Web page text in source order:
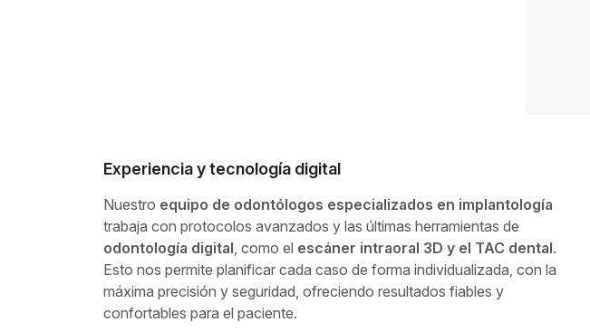
Experiencia y tecnología digital
Nuestro equipo de odontólogos especializados en implantología
trabaja con protocolos avanzados y las últimas herramientas de
odontología digital, como el escáner intraoral 3D y el TAC dental.
Esto nos permite planificar cada caso de forma individualizada, con la
máxima precisión y seguridad, ofreciendo resultados fiables y
confortables para el paciente.